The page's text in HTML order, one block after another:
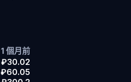
1 個月前
₽30.02
₽60.05